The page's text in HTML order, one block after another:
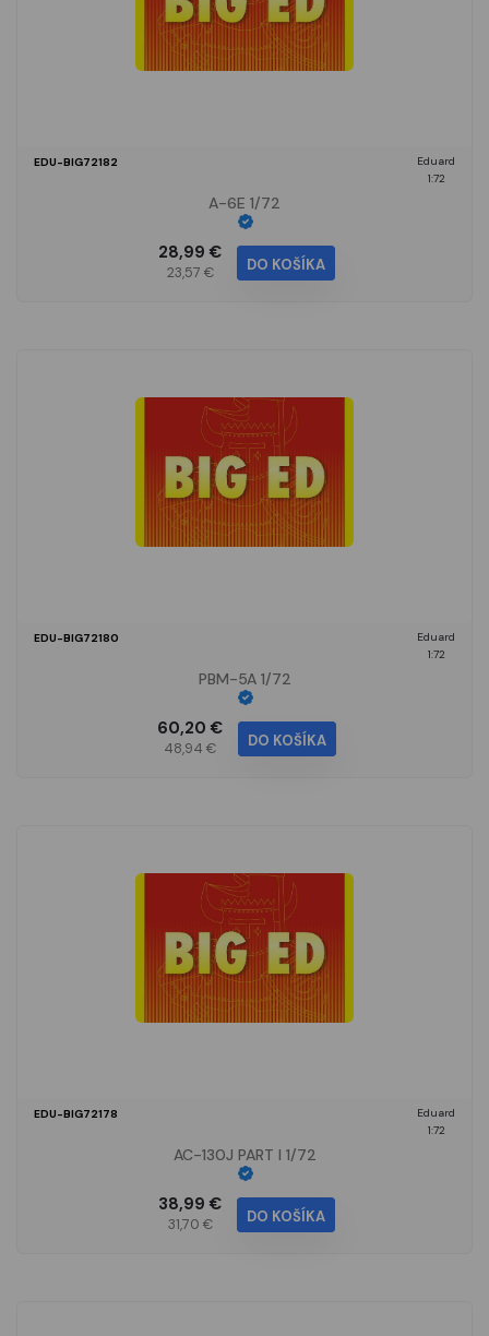
EDU-BIG72182
Eduard
1:72
A-6E 1/72
28,99 €
23,57 € DO KOŠÍKA
EDU-BIG72180
Eduard
1:72
PBM-5A 1/72
60,20 €
48,94 € DO KOŠÍKA
EDU-BIG72178
Eduard
1:72
AC-130J PART I 1/72
38,99 €
31,70 € DO KOŠÍKA